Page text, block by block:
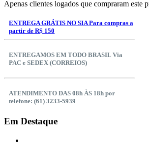
Apenas clientes logados que compraram este
ENTREGA GRÁTIS NO SIA Para compras a
partir de R$ 150
ENTREGAMOS EM TODO BRASIL Via
PAC e SEDEX (CORREIOS)
ATENDIMENTO DAS 08h ÀS 18h por
telefone: (61) 3233-5939
Em Destaque